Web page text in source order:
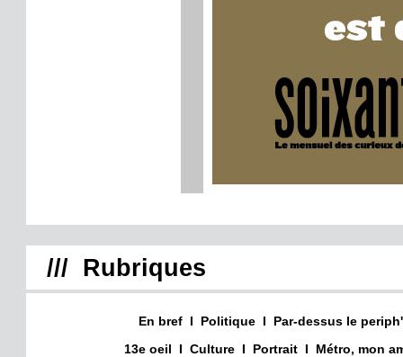
/// Rubriques
En bref I Politique I
Par-dessus le periph'
13e oeil
I Culture I Portrait I Métro, mon